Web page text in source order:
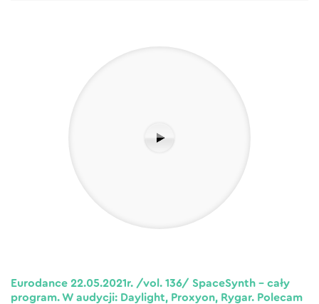
Eurodance 22.05.2021r. /vol. 136/ SpaceSynth – cały
program. W audycji: Daylight, Proxyon, Rygar. Polecam